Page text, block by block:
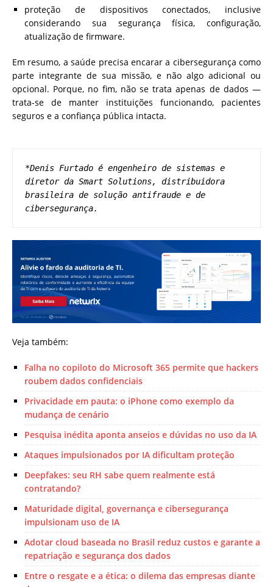
proteção de dispositivos conectados, inclusive
considerando sua segurança física, configuração,
atualização de firmware.
Em resumo, a saúde precisa encarar a cibersegurança como
parte integrante de sua missão, e não algo adicional ou
opcional. Porque, no fim, não se trata apenas de dados —
trata-se de manter instituições funcionando, pacientes
seguros e a confiança pública intacta.
*Denis Furtado é engenheiro de sistemas e
diretor da Smart Solutions, distribuidora
brasileira de solução antifraude e de
cibersegurança.
Veja também:
Falha no copiloto do Microsoft 365 permite que hackers
roubem dados confidenciais
Privacidade em pauta: o iPhone como exemplo da
mudança de cenário
Pesquisa inédita aponta anseios e dúvidas no uso da IA
Ataques impulsionados por IA dificultam proteção
Deepfakes: seu RH sabe quem realmente está
contratando?
Maturidade digital, governança e cibersegurança
impulsionam uso de IA
Adotar cloud baseada no Brasil reduz custos e garante a
repatriação e segurança dos dados
Entre o resgate e a ética: o dilema das empresas diante